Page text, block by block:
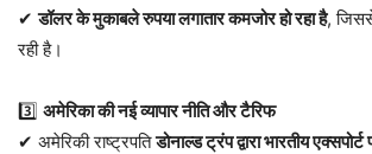
✔डॉलर के मुकाबले रुपया लगातार कमजोर हो रहा है,
रही है।
3️⃣ अमेरिका की नई व्यापार नीति और टैरिफ
✔ अमेरिकी राष्ट्रपतिडोनाल्ड ट्रंप द्वारा भारतीय